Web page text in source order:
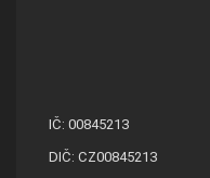
IČ: 00845213
DIČ: CZ00845213